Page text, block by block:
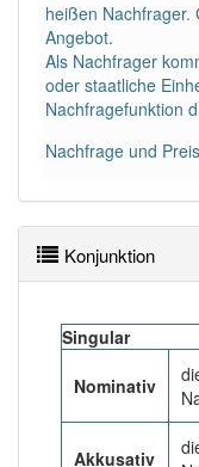
Wörter mit Endung
anderen Artikel
korrekt erraten.
heißen Nachfrager.
Angebot.
Als Nachfrager
oder staatliche
Nachfragefunktion
Nachfrage und
Konjunktion
Singular
Nominativ
Akkusativ